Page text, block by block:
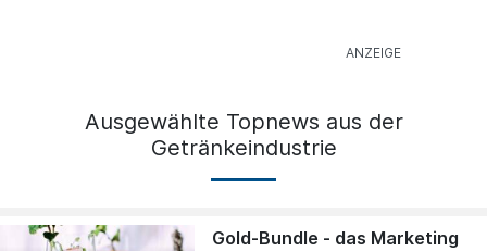
Ausgewählte Topnews aus der
Getränkeindustrie
Gold-Bundle - das Marketing